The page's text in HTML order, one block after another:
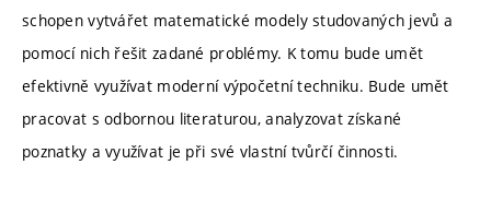
schopen vytvářet matematické modely studovaných jevů a
pomocí nich řešit zadané problémy. K tomu bude umět
efektivně využívat moderní výpočetní techniku. Bude umět
pracovat s odbornou literaturou, analyzovat získané
poznatky a využívat je při své vlastní tvůrčí činnosti.